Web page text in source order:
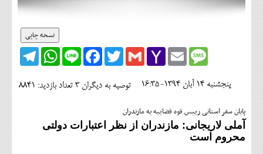
آرشیو
وبلاگ
کلینیک
نسخه چاپی
Telegram
WhatsApp Line
FacebookTwitterGmailYahoo
Mail
EmailMessage
تعداد بازدید: 8841 توصیه به دیگران 3 پنجشنبه 14 آبان 1394-16:35
پایان سفر استانی رییس قوه قضاییه به مازندران
آملی لاریجانی: مازندران از نظر اعتبارات دولتی
محروم است